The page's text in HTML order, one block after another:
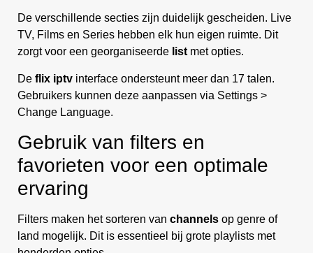
De verschillende secties zijn duidelijk gescheiden. Live
TV, Films en Series hebben elk hun eigen ruimte. Dit
zorgt voor een georganiseerde list met opties.
De flix iptv interface ondersteunt meer dan 17 talen.
Gebruikers kunnen deze aanpassen via Settings >
Change Language.
Gebruik van filters en
favorieten voor een optimale
ervaring
Filters maken het sorteren van channels op genre of
land mogelijk. Dit is essentieel bij grote playlists met